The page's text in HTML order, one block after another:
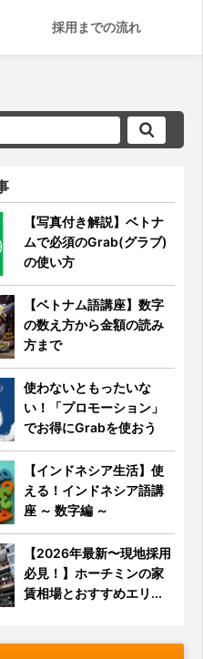
採用までの流れ
【写真付き解説】ベトナ
ムで必須のGrab(グラブ)
の使い方
【ベトナム語講座】数字
の数え方から金額の読み
方まで
使わないともったいな
い！「プロモーション」
でお得にGrabを使おう
【インドネシア生活】使
える！インドネシア語講
座 ～ 数字編 ～
【2026年最新〜現地採用
必見！】ホーチミンの家
賃相場とおすすめエリ...